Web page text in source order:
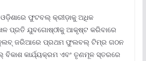
ଫୁଟବଲ୍ କ୍ରୀଡ଼ାକୁ ଅଧିକ
ପ୍ରତି ଯୁବଗୋଷ୍ଠୀକୁ ଆକୃଷ୍ଟ କରିବାରେ
କ୍ଲବ୍ ଜରିଆରେ ପ୍ରଥମ ଫୁଲବଲ୍ ଟିମ୍ର ଗଠନ
କାର୍ଯ୍ୟକ୍ରମ ଏବଂ ତୃଣମୂଳ ସ୍ତରରେ